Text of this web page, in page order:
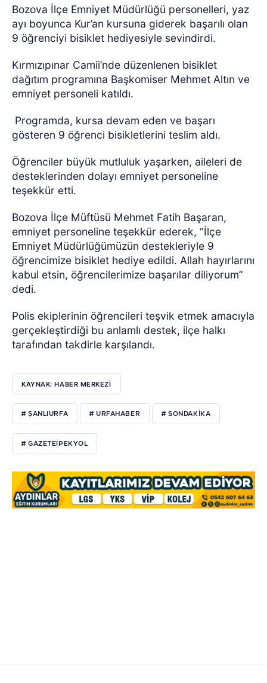
Bozova İlçe Emniyet Müdürlüğü personelleri, yaz
ayı boyunca Kur’an kursuna giderek başarılı olan
9 öğrenciyi bisiklet hediyesiyle sevindirdi.
Kırmızıpınar Camii’nde düzenlenen bisiklet
dağıtım programına Başkomiser Mehmet Altın ve
emniyet personeli katıldı.
Programda, kursa devam eden ve başarı
gösteren 9 öğrenci bisikletlerini teslim aldı.
Öğrenciler büyük mutluluk yaşarken, aileleri de
desteklerinden dolayı emniyet personeline
teşekkür etti.
Bozova İlçe Müftüsü Mehmet Fatih Başaran,
emniyet personeline teşekkür ederek, “İlçe
Emniyet Müdürlüğümüzün destekleriyle 9
öğrencimize bisiklet hediye edildi. Allah hayırlarını
kabul etsin, öğrencilerimize başarılar diliyorum”
dedi.
Polis ekiplerinin öğrencileri teşvik etmek amacıyla
gerçekleştirdiği bu anlamlı destek, ilçe halkı
tarafından takdirle karşılandı.
KAYNAK: HABER MERKEZI
# ŞANLIURFA # URFAHABER # SONDAKIKA
# GAZETEIPEKYOL